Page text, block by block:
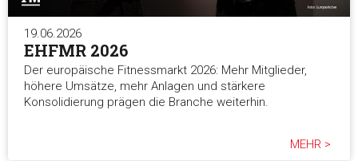
19.06.2026
EHFMR 2026
Der europäische Fitnessmarkt 2026: Mehr Mitglieder,
höhere Umsätze, mehr Anlagen und stärkere
Konsolidierung prägen die Branche weiterhin.
MEHR >